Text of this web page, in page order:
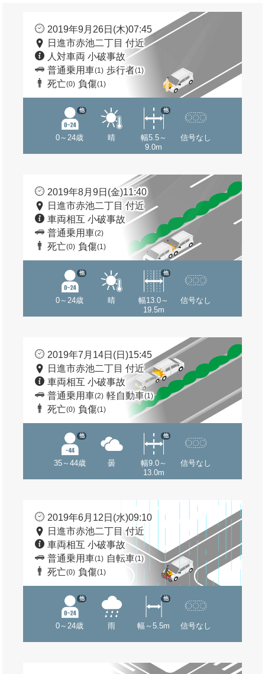
2019年9月26日(木)07:45
日進市赤池二丁目 付近
人対車両 小破事故
普通乗用車(1) 歩行者(1)
死亡(0) 負傷(1)
0～24歳
他
晴
幅5.5～
9.0m
他
信号なし
2019年8月9日(金)11:40
日進市赤池二丁目 付近
車両相互 小破事故
普通乗用車(2)
死亡(0) 負傷(1)
0～24歳
他
晴
幅13.0～
19.5m
他
信号なし
2019年7月14日(日)15:45
日進市赤池二丁目 付近
車両相互 小破事故
普通乗用車(2) 軽自動車(1)
死亡(0) 負傷(1)
35～44歳
他
曇
幅9.0～
13.0m
他
信号なし
2019年6月12日(水)09:10
日進市赤池二丁目 付近
車両相互 小破事故
普通乗用車(1) 自転車(1)
死亡(0) 負傷(1)
0～24歳
他
雨 幅～5.5m
他
信号なし